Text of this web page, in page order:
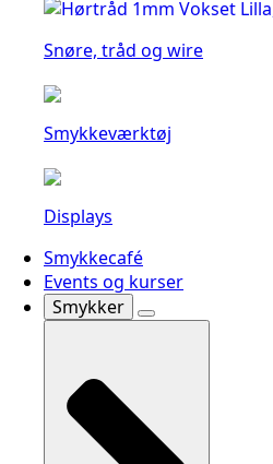
Snøre, tråd og wire
Smykkeværktøj
Displays
Smykkecafé
Events og kurser
Smykker